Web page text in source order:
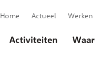
Activiteiten
Home Actueel Werken